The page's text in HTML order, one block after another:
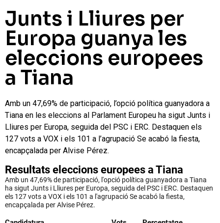
Junts i Lliures per
Europa guanya les
eleccions europees
a Tiana
Amb un 47,69% de participació, l’opció política guanyadora a
Tiana en les eleccions al Parlament Europeu ha sigut Junts i
Lliures per Europa, seguida del PSC i ERC. Destaquen els
127 vots a VOX i els 101 a l’agrupació Se acabó la fiesta,
encapçalada per Alvise Pérez.